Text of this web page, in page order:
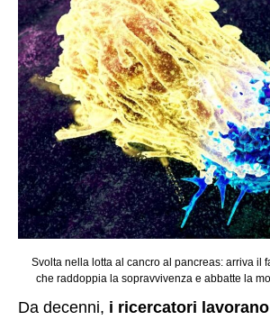
Svolta nella lotta al cancro al pancreas: arriva il
che raddoppia la sopravvivenza e abbatte la
Da decenni, i ricercatori